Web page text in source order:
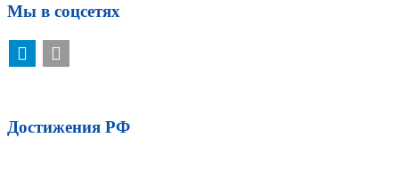
Мы в соцсетях
Достижения РФ